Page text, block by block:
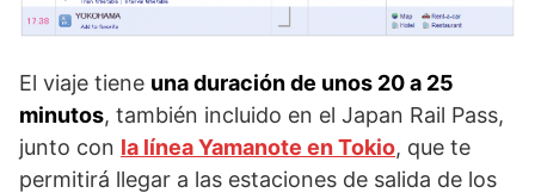
El viaje tiene una duración de unos 20 a 25
minutos, también incluido en el Japan Rail Pass,
junto con la línea Yamanote en Tokio, que te
permitirá llegar a las estaciones de salida de los